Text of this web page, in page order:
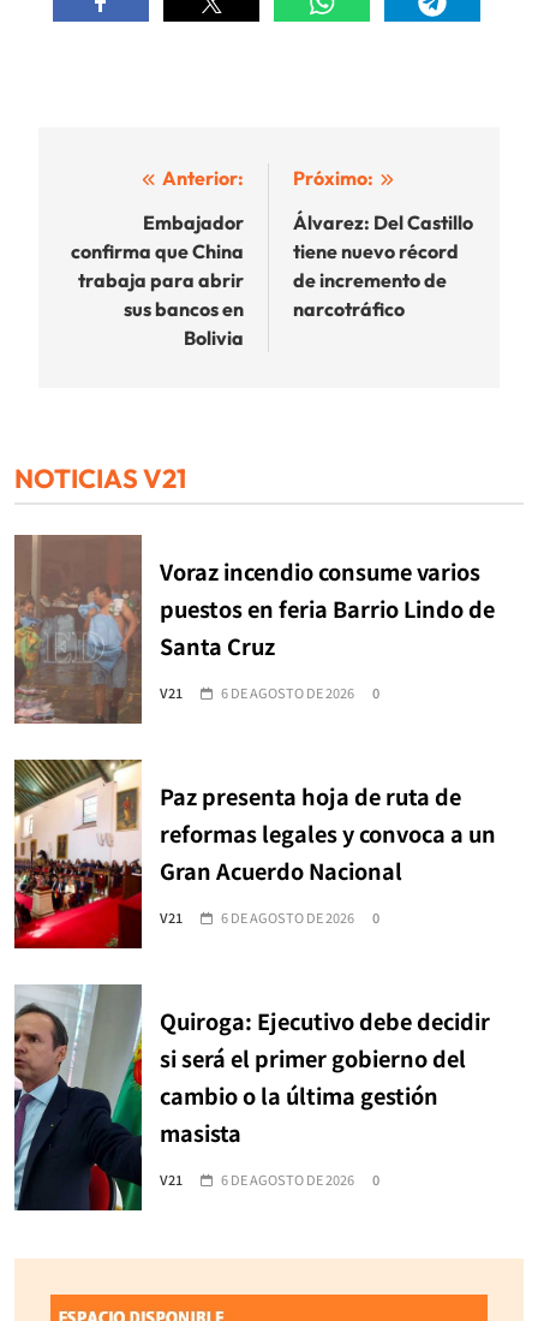
Navegación
entradas
Anterior:
Embajador
confirma que China
trabaja para abrir
sus bancos en
Bolivia
Próximo:
Álvarez: Del Castillo
tiene nuevo récord
de incremento de
narcotráfico
NOTICIAS V21
Voraz incendio consume varios
puestos en feria Barrio Lindo de
Santa Cruz
V21 6 DE AGOSTO DE 2026 0
Paz presenta hoja de ruta de
reformas legales y convoca a un
Gran Acuerdo Nacional
V21 6 DE AGOSTO DE 2026 0
Quiroga: Ejecutivo debe decidir
si será el primer gobierno del
cambio o la última gestión
masista
V21 6 DE AGOSTO DE 2026 0